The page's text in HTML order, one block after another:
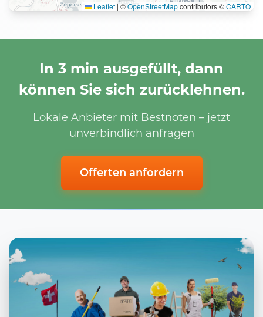
Leaflet | ©OpenStreetMapcontributors ©CARTO
In 3 min ausgefüllt, dann
können Sie sich zurücklehnen.
Lokale Anbieter mit Bestnoten – jetzt
unverbindlich anfragen
Offerten anfordern